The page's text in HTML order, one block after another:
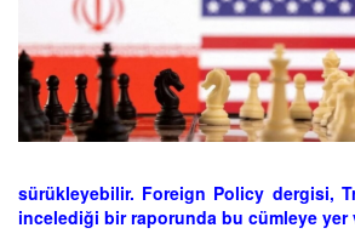
sürükleyebilir. Foreign Policy dergisi,
incelediği bir raporunda bu cümleye yer